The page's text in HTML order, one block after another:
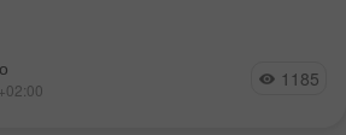
1185